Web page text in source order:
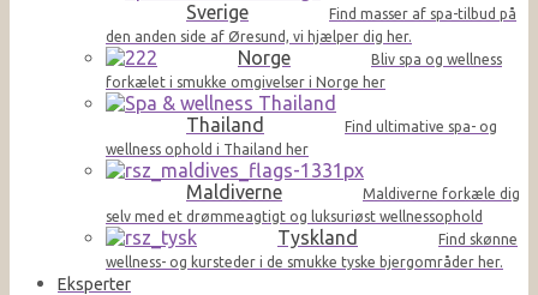
Sverige
Find masser af spa-tilbud på
den anden side af Øresund, vi hjælper dig her.
Norge
Bliv spa og wellness
forkælet i smukke omgivelser i Norge her
Thailand
Find ultimative spa- og
wellness ophold i Thailand her
Maldiverne
Maldiverne forkæle dig
selv med et drømmeagtigt og luksuriøst wellnessophold
Tyskland
Find skønne
wellness- og kursteder i de smukke tyske bjergområder her.
Eksperter